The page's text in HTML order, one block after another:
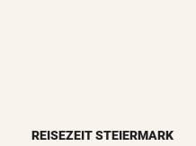
REISEZEIT STEIERMARK